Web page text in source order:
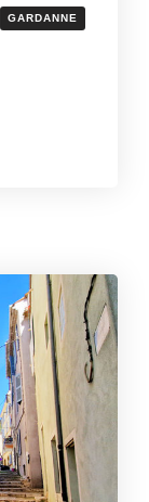
GARDANNE